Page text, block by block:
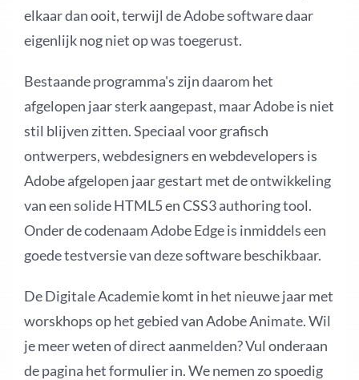
elkaar dan ooit, terwijl de Adobe software daar
eigenlijk nog niet op was toegerust.
Bestaande programma's zijn daarom het
afgelopen jaar sterk aangepast, maar Adobe is niet
stil blijven zitten. Speciaal voor grafisch
ontwerpers, webdesigners en webdevelopers is
Adobe afgelopen jaar gestart met de ontwikkeling
van een solide HTML5 en CSS3 authoring tool.
Onder de codenaam Adobe Edge is inmiddels een
goede testversie van deze software beschikbaar.
De Digitale Academie komt in het nieuwe jaar met
worskhops op het gebied van Adobe Animate. Wil
je meer weten of direct aanmelden? Vul onderaan
de pagina het formulier in. We nemen zo spoedig